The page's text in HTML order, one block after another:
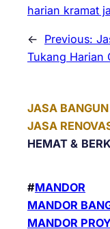
harian kramat
← Previous:
Tukang Harian
JASA
JASA
HEMAT &
#MANDOR
MANDOR
MANDOR